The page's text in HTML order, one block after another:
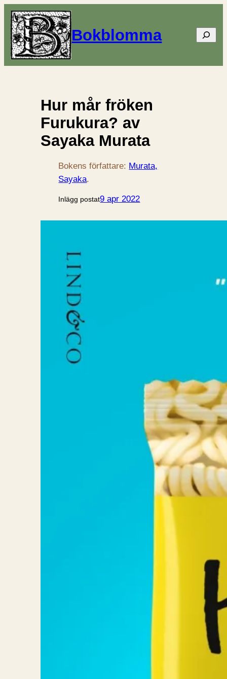
Bokblomma Sök
Hur mår fröken
Furukura? av
Sayaka Murata
Bokens författare: Murata,
Sayaka.
Inlägg postat9 apr 2022